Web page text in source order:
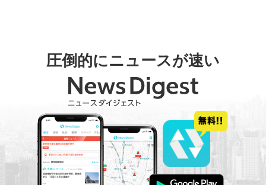
圧倒的にニュースが速い